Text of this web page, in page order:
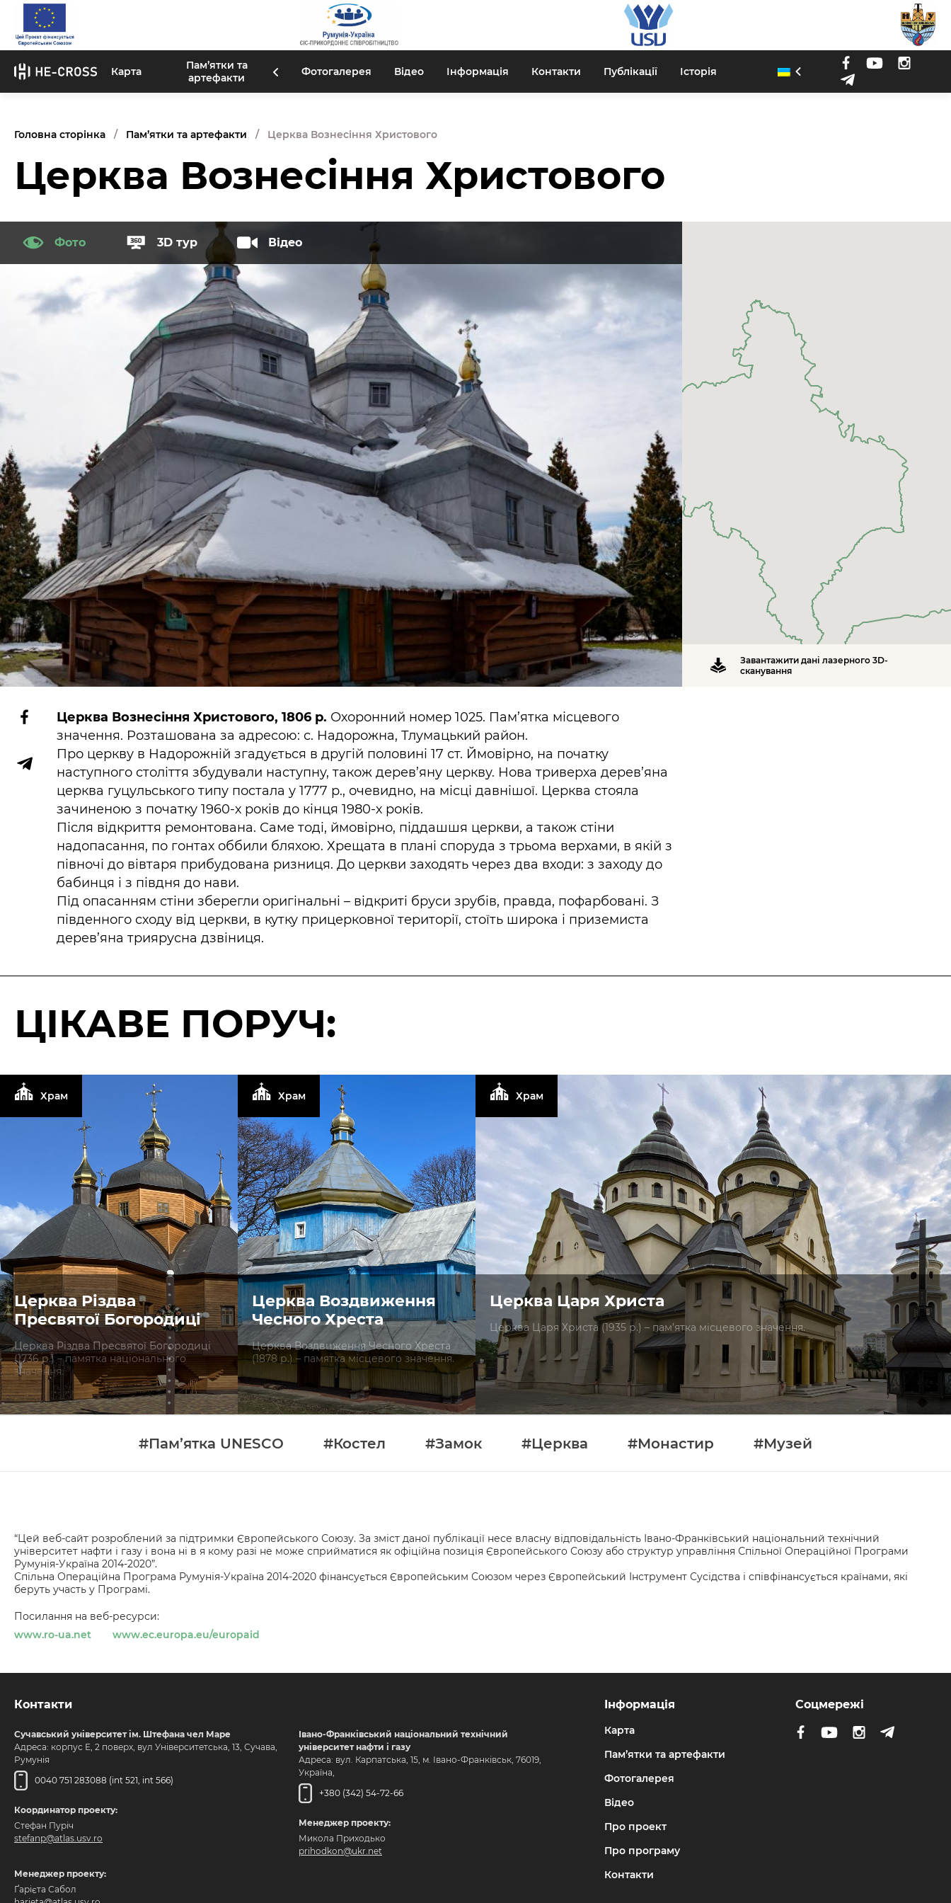
Карта
Пам’ятки та
артефакти
Фотогалерея Відео Інформація Контакти Публікації Історія
Головна сторінка Пам’ятки та артефакти Церква Вознесіння Христового
Церква Вознесіння Христового
Фото 3D тур Відео
Завантажити дані лазерного 3D-
сканування
Церква Вознесіння Христового, 1806 р. Охоронний номер 1025. Пам’ятка місцевого
значення. Розташована за адресою: с. Надорожна, Тлумацький район.
Про церкву в Надорожній згадується в другій половині 17 ст. Ймовірно, на початку
наступного століття збудували наступну, також дерев’яну церкву. Нова триверха дерев’яна
церква гуцульського типу постала у 1777 р., очевидно, на місці давнішої. Церква стояла
зачиненою з початку 1960-х років до кінця 1980-х років.
Після відкриття ремонтована. Саме тоді, ймовірно, піддашшя церкви, а також стіни
надопасання, по гонтах оббили бляхою. Хрещата в плані споруда з трьома верхами, в якій з
півночі до вівтаря прибудована ризниця. До церкви заходять через два входи: з заходу до
бабинця і з півдня до нави.
Під опасанням стіни зберегли оригінальні – відкриті бруси зрубів, правда, пофарбовані. З
південного сходу від церкви, в кутку прицерковної території, стоїть широка і приземиста
дерев’яна триярусна дзвіниця.
ЦІКАВЕ ПОРУЧ:
Церква Різдва
Пресвятої Богородиці
Церква Різдва Пресвятої Богородиці
(1736 р.) – памятка національного
значення.
Храм
Церква Воздвиження
Чесного Хреста
Церква Воздвиження Чесного Хреста
(1878 р.) – памятка місцевого значення.
Храм
Церква Царя Христа
Церква Царя Христа (1935 р.) – пам’ятка місцевого значення.
Храм
#Пам’ятка UNESCO #Костел #Замок #Церква #Монастир #Музей
“Цей веб-сайт розроблений за підтримки Європейського Союзу. За зміст даної публікації несе власну відповідальність Івано-Франківський національний технічний
університет нафти і газу і вона ні в я кому разі не може сприйматися як офіційна позиція Європейського Союзу або структур управління Спільної Операційної Програми
Румунія-Україна 2014-2020”.
Спільна Операційна Програма Румунія-Україна 2014-2020 фінансується Європейським Союзом через Європейський Інструмент Сусідства і співфінансується країнами, які
беруть участь у Програмі.
Посилання на веб-ресурси:
www.ro-ua.net
www.ec.europa.eu/europaid
Контакти
Сучавський університет ім. Штефана чел Маре
Адреса: корпус Е, 2 поверх, вул Університетська, 13, Сучава,
Румунія
0040 751 283088 (int 521, int 566)
Координатор проекту:
Стефан Пуріч
stefanp@atlas.usv.ro
Менеджер проекту:
Ґарієта Сабол
Івано-Франківський національний технічний
університет нафти і газу
Адреса: вул. Карпатська, 15, м. Івано-Франківськ, 76019,
Україна,
+380 (342) 54-72-66
Менеджер проекту:
Микола Приходько
prihodkon@ukr.net
Інформація
Карта
Пам’ятки та артефакти
Фотогалерея
Відео
Про проект
Про програму
Контакти
Соцмережі